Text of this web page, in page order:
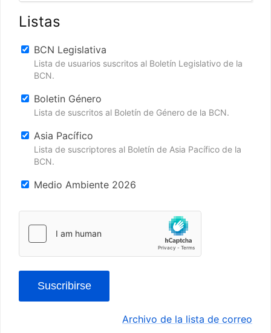
Listas
BCN Legislativa
Lista de usuarios suscritos al Boletín Legislativo de la
BCN.
Boletin Género
Lista de suscritos al Boletín de Género de la BCN.
Asia Pacífico
Lista de suscriptores al Boletín de Asia Pacífico de la
BCN.
Medio Ambiente 2026
Suscribirse
Archivo de la lista de correo